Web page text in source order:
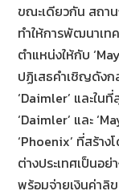
ขณะเดียวกัน สถา
ทําให้การพัฒนาเท
ตำแหน่งให้กับ
ปฏิเสธคำเชิญดังก
‘Daimler’ และใ
‘Daimler’ และ
‘Phoenix’ ที่สร้าง
ต่างประเทศเป็นอ
พร้อมจ่ายเงินค่าลิ